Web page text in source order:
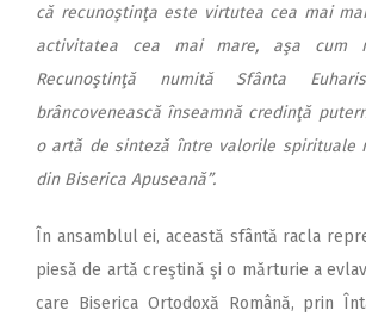
că recunoştinţa este virtutea cea mai
activitatea cea mai mare, aşa cum
Recunoştinţă numită Sfânta
brâncovenească înseamnă credinţă
o artă de sinteză între valorile spirituale
din Biserica Apuseană”.
În ansamblul ei, această sfântă racla
piesă de artă creştină şi o mărturie a
care Biserica Ortodoxă Română, prin